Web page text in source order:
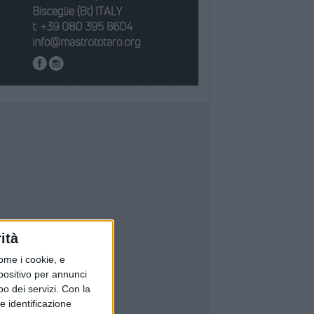
i cookie, e
per annunci
dei servizi. Con la
identificazione